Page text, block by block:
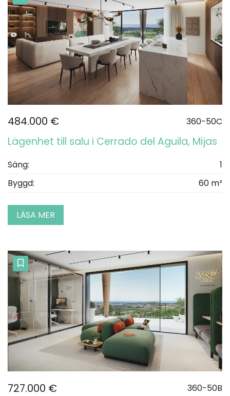
484.000 € 360-50C
Lägenhet till salu i Cerrado del Aguila, Mijas
Säng:
1
Byggd:
60 m²
LÄSA MER
727.000 € 360-50B